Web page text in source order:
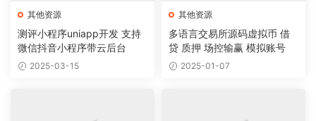
其他资源
测评小程序uniapp开发 支持
微信抖音小程序带云后台
2025-03-15
其他资源
多语言交易所源码虚拟币 借
贷 质押 场控输赢 模拟账号
2025-01-07